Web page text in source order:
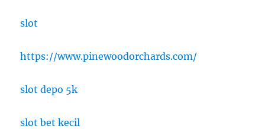
slot
https://www.pinewoodorchards.com/
slot depo 5k
slot bet kecil